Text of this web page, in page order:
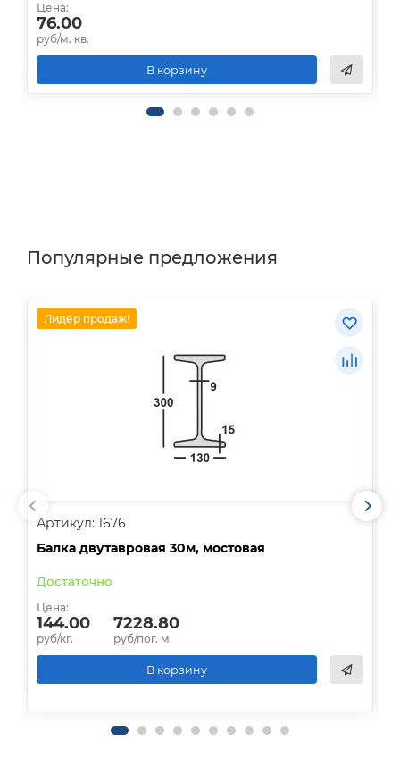
Цена:
76.00
руб/м. кв.
В корзину
Популярные предложения
Лидер продаж!
Артикул: 1676
Балка двутавровая 30м, мостовая
Достаточно
Цена:
144.00
руб/кг.
7228.80
руб/пог. м.
В корзину